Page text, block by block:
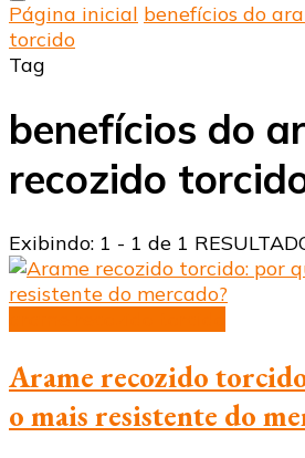
Página inicial benefícios do
torcido
Tag
benefícios do
recozido
Exibindo: 1 - 1 de 1
Arame recozido
o mais resistente do